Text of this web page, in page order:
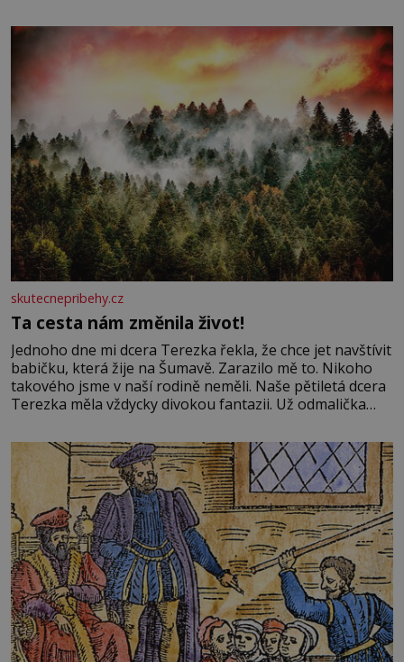
se na koloběžce a den zakončit poznáváním památek ve
Velkých Losinách nebo v termálním
skutecnepribehy.cz
Ta cesta nám změnila život!
Jednoho dne mi dcera Terezka řekla, že chce jet navštívit
babičku, která žije na Šumavě. Zarazilo mě to. Nikoho
takového jsme v naší rodině neměli. Naše pětiletá dcera
Terezka měla vždycky divokou fantazii. Už odmalička
zdálo o jednorožcích, krásných princeznách, statečných
rytířích a létajících dracích.